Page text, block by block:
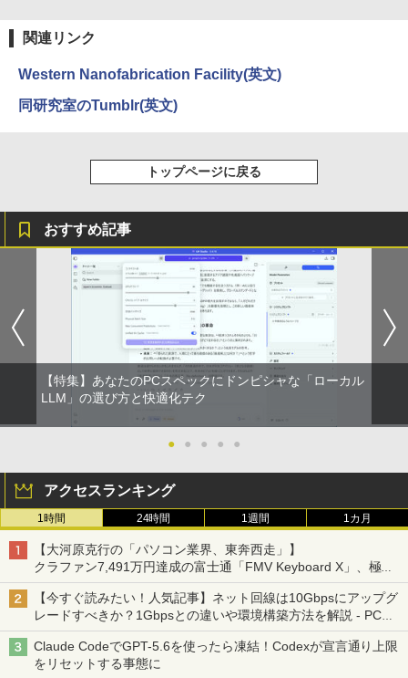
関連リンク
Western Nanofabrication Facility(英文)
同研究室のTumblr(英文)
トップページに戻る
おすすめ記事
【特集】あなたのPCスペックにドンピシャな「ローカル
LLM」の選び方と快適化テク
● ● ● ● ●
アクセスランキング
1時間 24時間 1週間 1カ月
【大河原克行の「パソコン業界、東奔西走」】
クラファン7,491万円達成の富士通「FMV Keyboard X」、極限
の静音化を追求
【今すぐ読みたい！人気記事】ネット回線は10Gbpsにアップグ
レードすべきか？1Gbpsとの違いや環境構築方法を解説 - PC
Watch
Claude CodeでGPT-5.6を使ったら凍結！Codexが宣言通り上限
をリセットする事態に